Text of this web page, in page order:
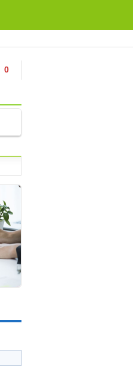
0